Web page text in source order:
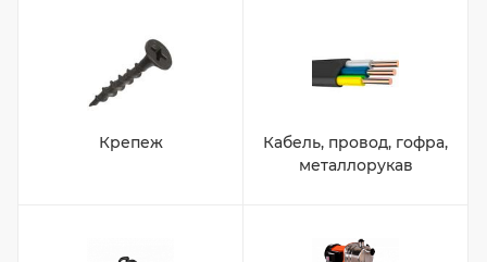
Крепеж
Кабель, провод, гофра,
металлорукав